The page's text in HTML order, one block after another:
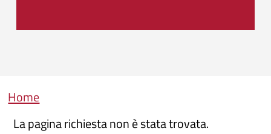
Briciole di pane
Home
La pagina richiesta non è stata trovata.